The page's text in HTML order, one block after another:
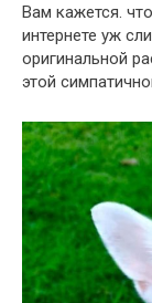
Вам кажется.
интернете уж
оригинальной
этой